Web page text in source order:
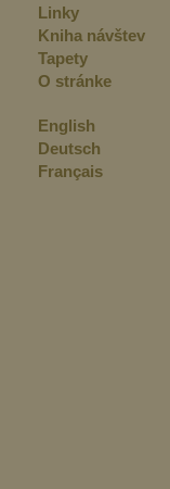
Linky
Kniha návštev
Tapety
O stránke
English
Deutsch
Français